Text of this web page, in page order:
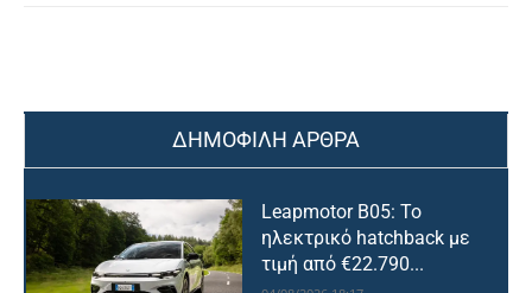
ΔΗΜΟΦΙΛΗ ΑΡΘΡΑ
Leapmotor B05: Το
ηλεκτρικό hatchback με
τιμή από €22.790...